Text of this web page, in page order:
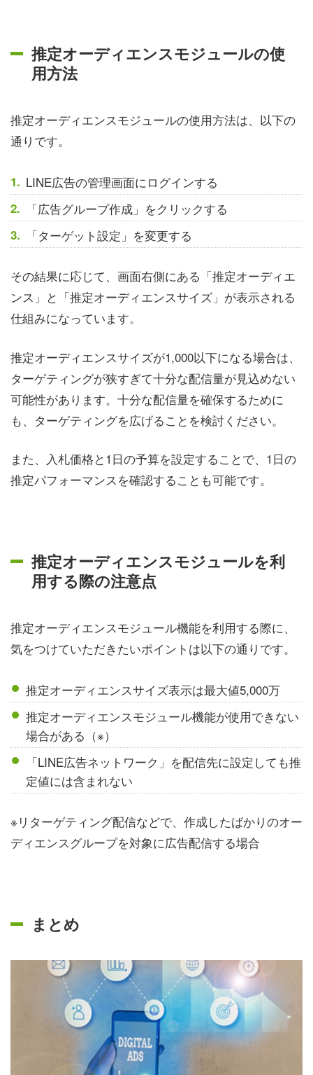
推定オーディエンスモジュールの使
用方法
推定オーディエンスモジュールの使用方法は、以下の
通りです。
LINE広告の管理画面にログインする
「広告グループ作成」をクリックする
「ターゲット設定」を変更する
その結果に応じて、画面右側にある「推定オーディエ
ンス」と「推定オーディエンスサイズ」が表示される
仕組みになっています。
推定オーディエンスサイズが1,000以下になる場合は、
ターゲティングが狭すぎて十分な配信量が見込めない
可能性があります。十分な配信量を確保するために
も、ターゲティングを広げることを検討ください。
また、入札価格と1日の予算を設定することで、1日の
推定パフォーマンスを確認することも可能です。
推定オーディエンスモジュールを利
用する際の注意点
推定オーディエンスモジュール機能を利用する際に、
気をつけていただきたいポイントは以下の通りです。
推定オーディエンスサイズ表示は最大値5,000万
推定オーディエンスモジュール機能が使用できない
場合がある（※）
「LINE広告ネットワーク」を配信先に設定しても推
定値には含まれない
※リターゲティング配信などで、作成したばかりのオー
ディエンスグループを対象に広告配信する場合
まとめ